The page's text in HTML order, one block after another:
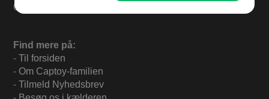
60 dages returret.
Find mere på:
- Til forsiden
- Om Captoy-familien
- Tilmeld Nyhedsbrev